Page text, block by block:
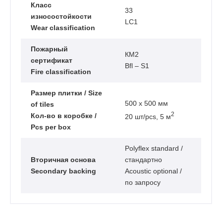
Класс
износостойкости
Wear classification
33
LC1
Пожарный
сертификат
Fire classification
КМ2
Bfl – S1
Размер плитки / Size
of tiles
Кол-во в коробке /
Pcs per box
500 х 500 мм
20 шт/pcs, 5 м2
Вторичная основа
Secondary backing
Polyflex standard /
стандартно
Acoustic optional /
по запросу